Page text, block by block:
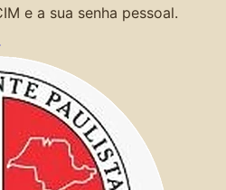
e a sua senha pessoal.